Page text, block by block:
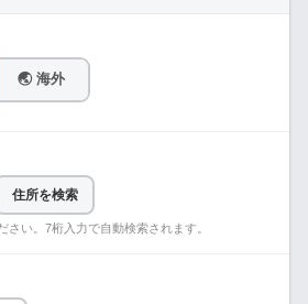
🌏 海外
住所を検索
さい。7桁入力で自動検索されます。